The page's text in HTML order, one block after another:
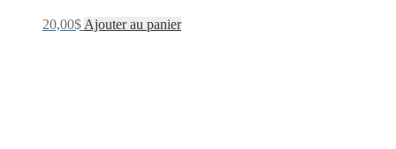
20,00$ Ajouter au panier